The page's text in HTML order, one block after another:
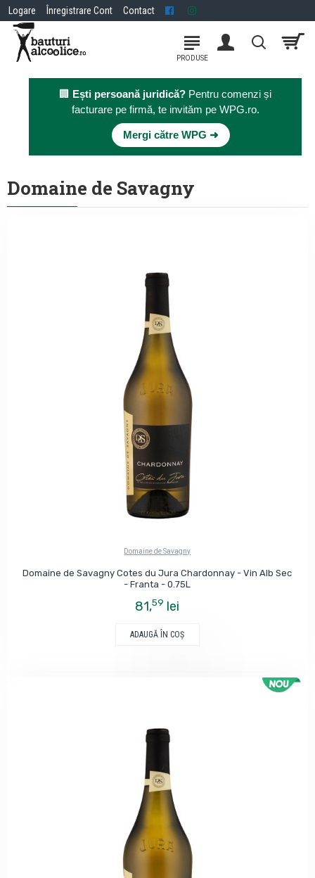
Logare Înregistrare Cont Contact
🏢 Ești persoană juridică? Pentru comenzi și
facturare pe firmă, te invităm pe WPG.ro.
Mergi către WPG ➜
Domaine de Savagny
Domaine de Savagny
Domaine de Savagny Cotes du Jura Chardonnay - Vin Alb Sec
- Franta - 0.75L
81,59 lei
ADAUGĂ ÎN COŞ